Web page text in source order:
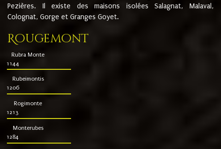
Pezières. Il existe des maisons isolées Salagnat, Malaval,
Colognat, Gorge et Granges Goyet.
Rougemont
Rubra Monte
1144
Rubeimontis
1206
Rogimonte
1213
Monterubes
1284